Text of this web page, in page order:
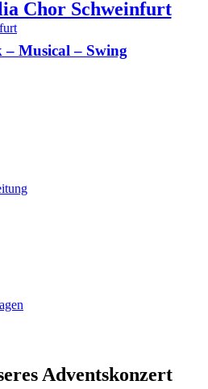
Chor Schweinfurt
– Musical – Swing
Adventskonzert